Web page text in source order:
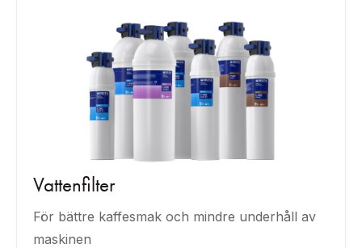
Vattenfilter
För bättre kaffesmak och mindre underhåll av
maskinen